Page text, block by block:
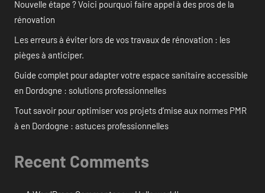
Nouvelle étape ? Voici pourquoi faire appel à des pros de la
rénovation
Les erreurs à éviter lors de vos travaux de rénovation : les
pièges à anticiper.
Guide complet pour adapter votre espace sanitaire accessible
en Dordogne : solutions professionnelles
Tout savoir pour optimiser vos projets d’mise aux normes PMR
à en Dordogne : astuces professionnelles
Recent Comments